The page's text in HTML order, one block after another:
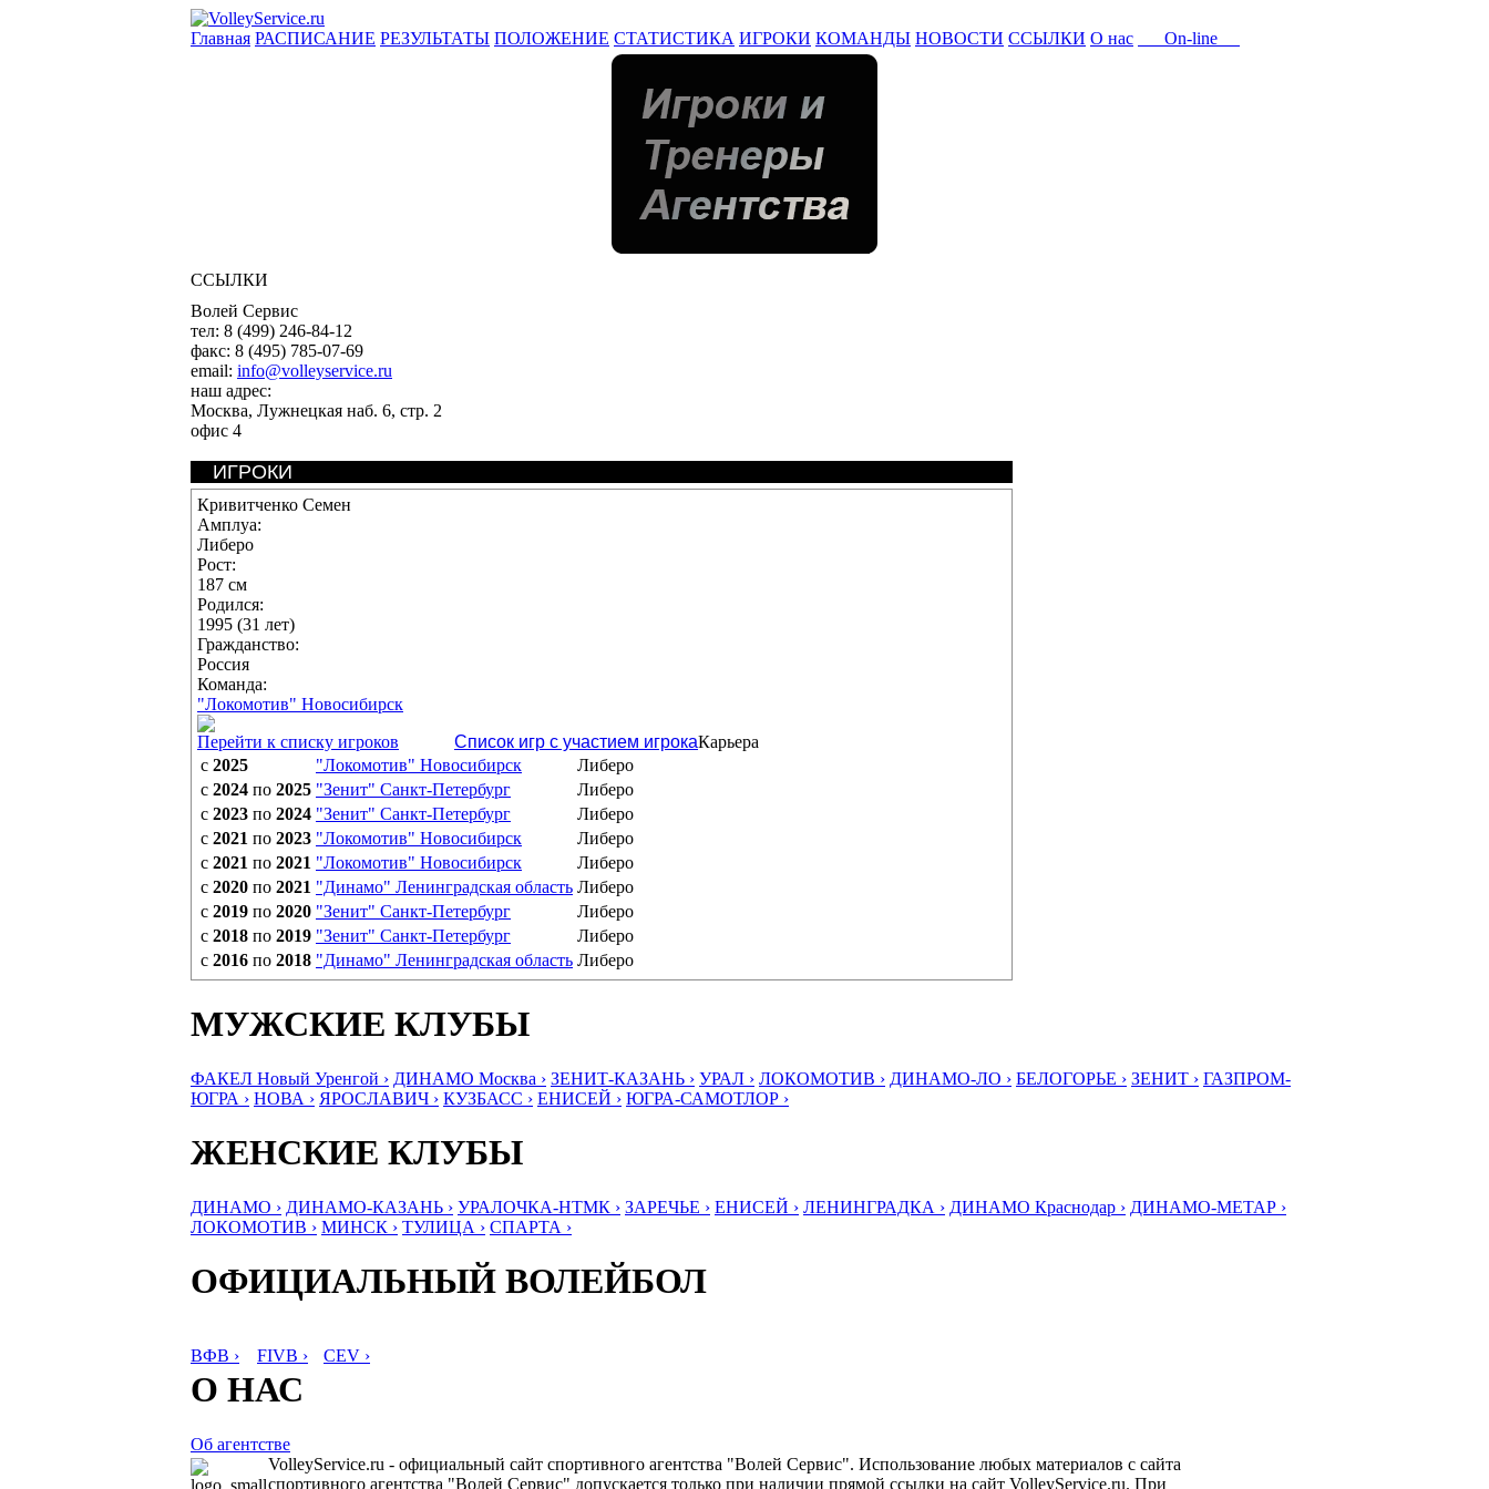
Главная РАСПИСАНИЕ РЕЗУЛЬТАТЫ ПОЛОЖЕНИЕ СТАТИСТИКА ИГРОКИ КОМАНДЫ НОВОСТИ ССЫЛКИ О нас On-line
ССЫЛКИ
Волей Сервис
тел: 8 (499) 246-84-12
факс: 8 (495) 785-07-69
email: info@volleyservice.ru
наш адрес:
Москва, Лужнецкая наб. 6, стр. 2
офис 4
ИГРОКИ
Кривитченко Семен
Амплуа:
Либеро
Рост:
187 см
Родился:
1995 (31 лет)
Гражданство:
Россия
Команда:
"Локомотив" Новосибирск
Перейти к списку игроков
Список игр с участием игрокаКарьера
с 2025 "Локомотив" Новосибирск
Либеро
с 2024 по 2025 "Зенит" Санкт-Петербург
Либеро
с 2023 по 2024 "Зенит" Санкт-Петербург
Либеро
с 2021 по 2023 "Локомотив" Новосибирск
Либеро
с 2021 по 2021 "Локомотив" Новосибирск
Либеро
с 2020 по 2021 "Динамо" Ленинградская область Либеро
с 2019 по 2020 "Зенит" Санкт-Петербург
Либеро
с 2018 по 2019 "Зенит" Санкт-Петербург
Либеро
с 2016 по 2018 "Динамо" Ленинградская область Либеро
МУЖСКИЕ КЛУБЫ
ФАКЕЛ Новый Уренгой › ДИНАМО Москва › ЗЕНИТ-КАЗАНЬ › УРАЛ › ЛОКОМОТИВ › ДИНАМО-ЛО › БЕЛОГОРЬЕ › ЗЕНИТ › ГАЗПРОМ-
ЮГРА › НОВА › ЯРОСЛАВИЧ › КУЗБАСС › ЕНИСЕЙ › ЮГРА-САМОТЛОР ›
ЖЕНСКИЕ КЛУБЫ
ДИНАМО › ДИНАМО-КАЗАНЬ › УРАЛОЧКА-НТМК › ЗАРЕЧЬЕ › ЕНИСЕЙ › ЛЕНИНГРАДКА › ДИНАМО Краснодар › ДИНАМО-МЕТАР ›
ЛОКОМОТИВ › МИНСК › ТУЛИЦА › СПАРТА ›
ОФИЦИАЛЬНЫЙ ВОЛЕЙБОЛ
ВФВ › FIVB › CEV ›
О НАС
Об агентстве
VolleyService.ru - официальный сайт спортивного агентства "Волей Сервис". Использование любых материалов с сайта
спортивного агентства "Волей Сервис" допускается только при наличии прямой ссылки на сайт VolleyService.ru. При